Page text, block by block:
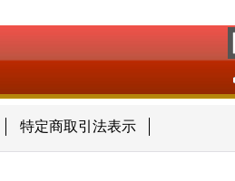
特定商取引法表示